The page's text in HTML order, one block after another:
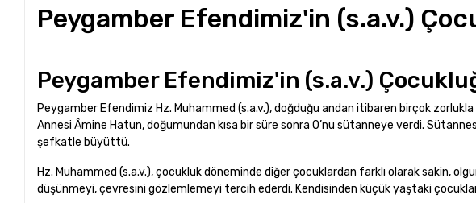
Peygamber Efendimiz'in (s.a.v.)
Peygamber Efendimiz'in (s.a.v.)
Peygamber Efendimiz Hz. Muhammed (s.a.v.), doğduğu andan itibaren birçok
Annesi Âmine Hatun, doğumundan kısa bir süre sonra O’nu sütanneye verdi.
şefkatle büyüttü.
Hz. Muhammed (s.a.v.), çocukluk döneminde diğer çocuklardan farklı olarak sakin,
düşünmeyi, çevresini gözlemlemeyi tercih ederdi. Kendisinden küçük yaştaki